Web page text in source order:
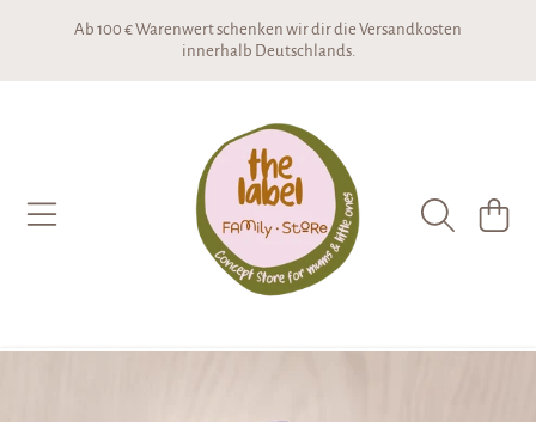
DIREKT ZUM INHALT
Ab 100 € Warenwert schenken wir dir die Versandkosten
innerhalb Deutschlands.